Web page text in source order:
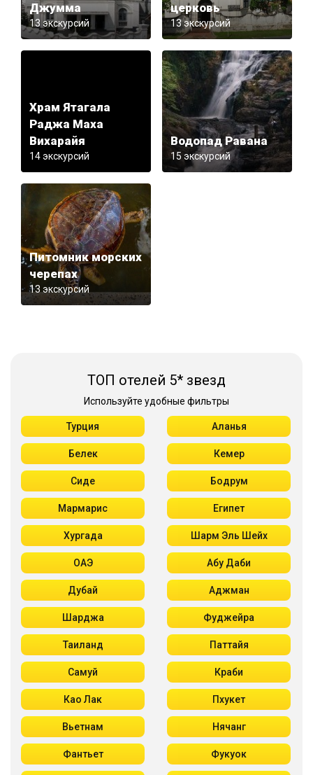
Джумма
13 экскурсий
церковь
13 экскурсий
Храм Ятагала
Раджа Маха
Вихарайя
14 экскурсий
Водопад Равана
15 экскурсий
Питомник морских
черепах
13 экскурсий
ТОП отелей 5* звезд
Используйте удобные фильтры
Турция Аланья
Белек Кемер
Сиде Бодрум
Мармарис Египет
Хургада Шарм Эль Шейх
ОАЭ Абу Даби
Дубай Аджман
Шарджа Фуджейра
Таиланд Паттайя
Самуй Краби
Као Лак Пхукет
Вьетнам Нячанг
Фантьет Фукуок